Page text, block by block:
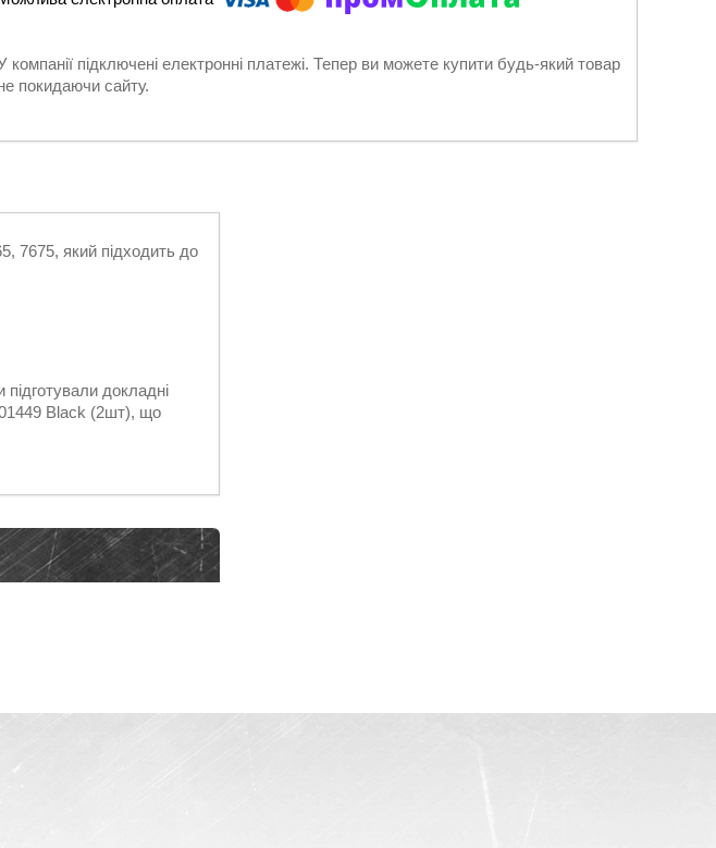
компанії підключені електронні платежі. Тепер ви можете купити будь-який товар
покидаючи сайту.
7675, який підходить до
докладні
Black (2шт), що